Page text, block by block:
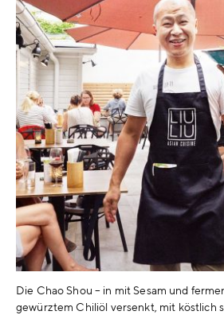
Die Chao Shou – in mit Sesam und
gewürztem Chiliöl versenkt, mit köstlich